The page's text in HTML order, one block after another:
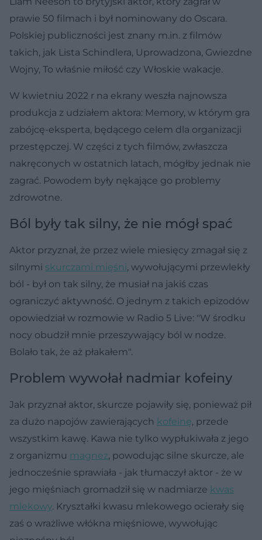
prawie 50 filmach i był nominowany do Oscara.
Polskiej publiczności jest znany m.in. z filmów
takich, jak Lista Schindlera, Uprowadzona, Gwiezdne
Wojny, To właśnie miłość czy Włoskie wakacje.
W kwietniu 2022 r na ekrany weszła najnowsza
produkcja z udziałem aktora: Memory, w którym gra
zabójcę-eksperta, będącego celem dla organizacji
przestępczej. W części z tych filmów, zwłaszcza
nakręconych w ostatnich latach, mógłby jednak nie
zagrać. Powodem były nękające go problemy
zdrowotne.
Ból były tak silny, że nie mógł spać
Aktor przyznał, że przez wiele miesięcy zmagał się z
silnymi skurczami mięśni, wywołującymi przewlekły
ból - był on tak silny, że musiał na jakiś czas
ograniczyć aktywność. O jednym z takich epizodów
opowiedział w rozmowie w Radio 5 Live: "W środku
nocy obudził mnie przeszywający ból w nodze.
Bolało tak, że aż płakałem".
Problem wywołał nadmiar kofeiny
Jak przyznał aktor, skurcze pojawiły się, ponieważ pił
za dużo napojów zawierających kofeinę, przede
wszystkim kawę. Kawa nie tylko wypłukiwała z jego
z organizmu magnez, powodując silne skurcze, ale
jednocześnie sprawiała - jak tłumaczył aktor - że w
jego mięśniach gromadził się w nadmiarze kwas
mlekowy. Kryształki kwasu mlekowego ocierały się
zaś o wrażliwe włókna mięśniowe, wywołując